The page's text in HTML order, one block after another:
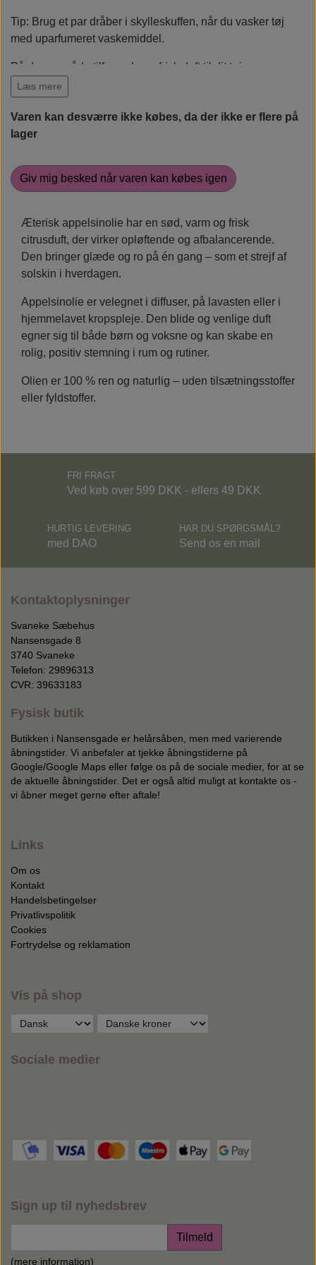
Rudolph Care
Tip: Brug et par dråber i skylleskuffen, når du vasker tøj
med uparfumeret vaskemiddel.
På denne måde tilfører du en frisk duft til dit tøj.
10 ml.
100 % ren, æterisk appelsinolie. Fødevaregodkendt.
Læs mere
Varen kan desværre ikke købes, da der ikke er flere på
lager
Giv mig besked når varen kan købes igen
Æterisk appelsinolie har en sød, varm og frisk
citrusduft, der virker opløftende og afbalancerende.
Den bringer glæde og ro på én gang – som et strejf af
solskin i hverdagen.
Appelsinolie er velegnet i diffuser, på lavasten eller i
hjemmelavet kropspleje. Den blide og venlige duft
egner sig til både børn og voksne og kan skabe en
rolig, positiv stemning i rum og rutiner.
Olien er 100 % ren og naturlig – uden tilsætningsstoffer
eller fyldstoffer.
FRI FRAGT
Ved køb over 599 DKK - ellers 49 DKK
HURTIG LEVERING
med DAO
HAR DU SPØRGSMÅL?
Send os en mail
Kontaktoplysninger
Svaneke Sæbehus
Nansensgade 8
3740 Svaneke
Telefon: 29896313
CVR: 39633183
Fysisk butik
Butikken i Nansensgade er helårsåben, men med varierende
åbningstider. Vi anbefaler at tjekke åbningstiderne på
Google/Google Maps eller følge os på de sociale medier, for at se
de aktuelle åbningstider. Det er også altid muligt at kontakte os -
vi åbner meget gerne efter aftale!
Links
Om os
Kontakt
Handelsbetingelser
Privatlivspolitik
Cookies
Fortrydelse og reklamation
Vis på shop
Sociale medier
Sign up til nyhedsbrev
Tilmeld
(mere information)